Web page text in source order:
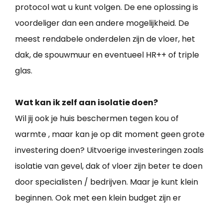
protocol wat u kunt volgen. De ene oplossing is
voordeliger dan een andere mogelijkheid. De
meest rendabele onderdelen zijn de vloer, het
dak, de spouwmuur en eventueel HR++ of triple
glas.
Wat kan ik zelf aan isolatie doen?
Wil jij ook je huis beschermen tegen kou of
warmte , maar kan je op dit moment geen grote
investering doen? Uitvoerige investeringen zoals
isolatie van gevel, dak of vloer zijn beter te doen
door specialisten / bedrijven. Maar je kunt klein
beginnen. Ook met een klein budget zijn er